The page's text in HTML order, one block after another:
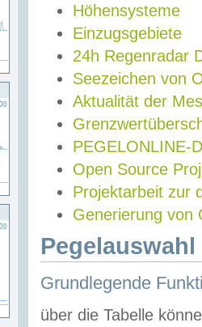
Höhensysteme
Einzugsgebiete
24h Regenradar
Seezeichen von
Aktualität der
PEGELONLINE-
Open Source
Projektarbeit zur
Generierung von
Grundlegende
über die Tabelle